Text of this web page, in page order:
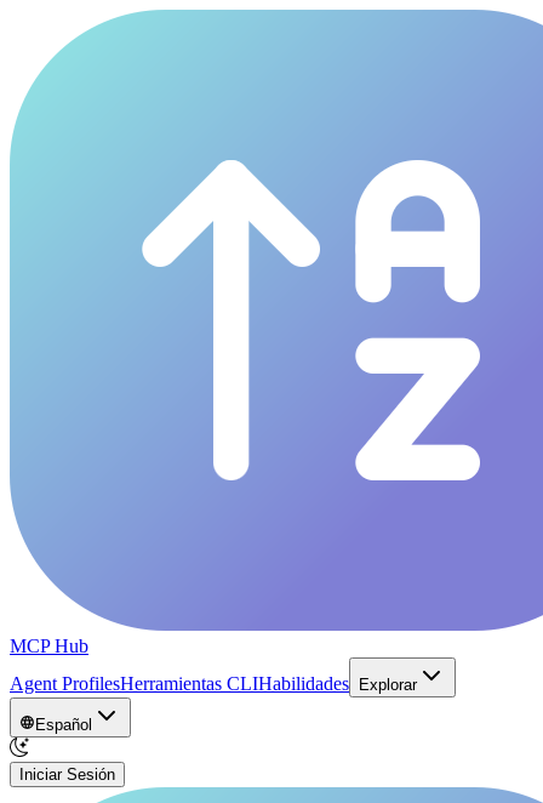
MCP Hub
Agent ProfilesHerramientas CLIHabilidades Explorar
Español
Iniciar Sesión